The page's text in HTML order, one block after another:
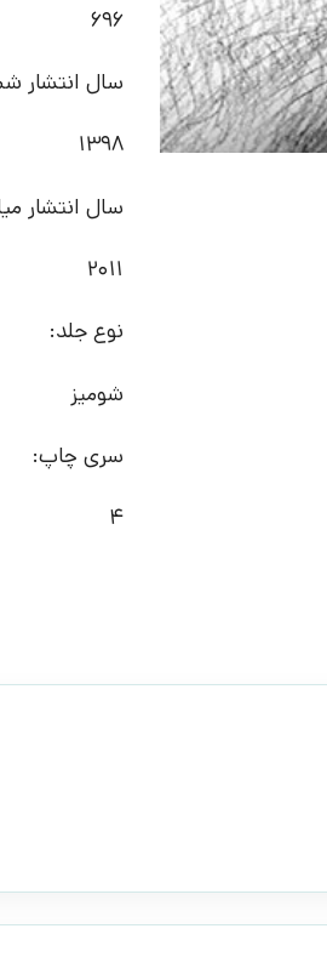
696
سال انتشار
1398
سال انتشار
2011
نوع جلد:
شومیز
سری چاپ:
4